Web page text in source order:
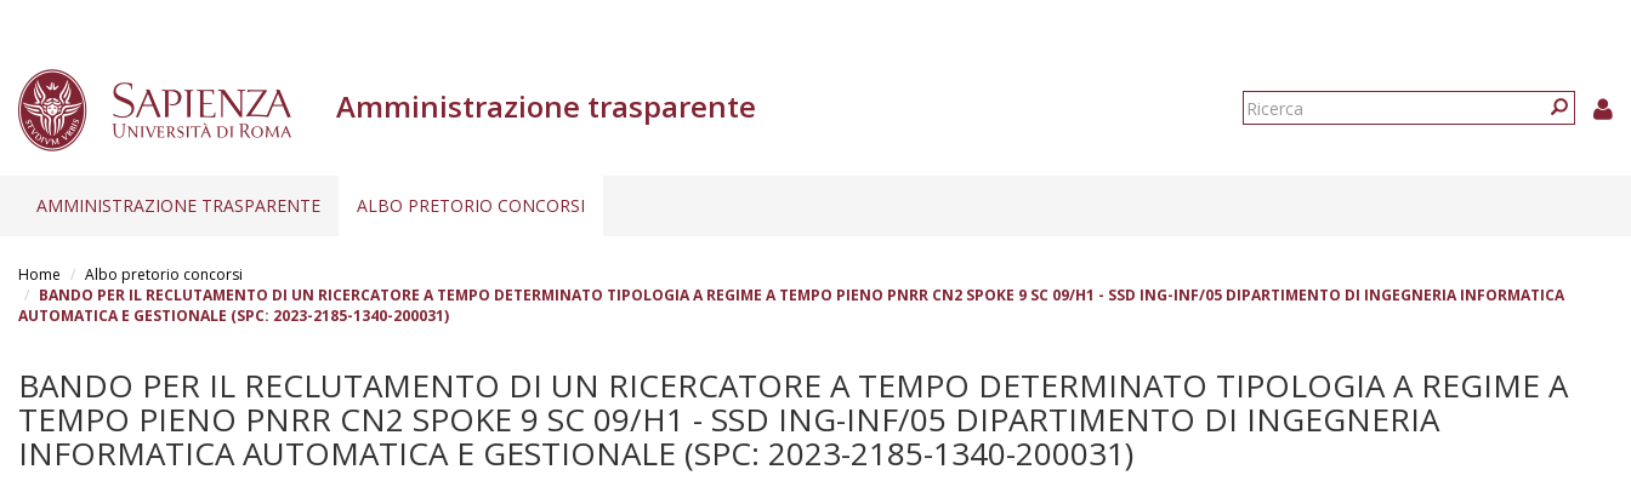
contenuto
principale
Amministrazione trasparente
Form
AMMINISTRAZIONE TRASPARENTE ALBO PRETORIO CONCORSI
Home
Albo pretorio concorsi
BANDO PER IL RECLUTAMENTO DI UN RICERCATORE A TEMPO DETERMINATO TIPOLOGIA A REGIME A TEMPO PIENO PNRR CN2 SPOKE 9 SC 09/H1 - SSD ING-INF/05 DIPARTIMENTO DI INGEGNERIA INFORMATICA
AUTOMATICA E GESTIONALE (SPC: 2023-2185-1340-200031)
BANDO PER IL RECLUTAMENTO DI UN RICERCATORE A TEMPO DETERMINATO TIPOLOGIA A REGIME A
TEMPO PIENO PNRR CN2 SPOKE 9 SC 09/H1 - SSD ING-INF/05 DIPARTIMENTO DI INGEGNERIA
INFORMATICA AUTOMATICA E GESTIONALE (SPC: 2023-2185-1340-200031)